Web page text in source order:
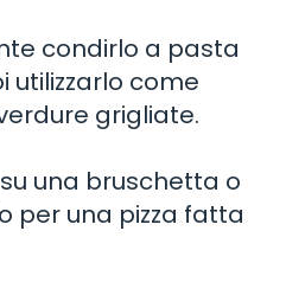
condirlo a pasta
utilizzarlo come
grigliate.
una bruschetta o
per una pizza fatta